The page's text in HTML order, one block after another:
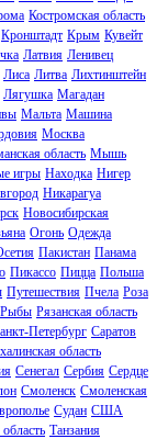
Костромская область
Кронштадт Крым Кувейт
Латвия Ленивец
Лиса Литва Лихтинштейн
Лягушка Магадан
Мальта Машина
Москва
область Мышь
игры Находка Нигер
Никарагуа
Новосибирская
Огонь Одежда
Пакистан Панама
Пикассо Пицца Польша
Путешествия Пчела Роза
Рыбы Рязанская область
Петербург Саратов
область
Сенегал Сербия Сердце
Смоленск Смоленская
Судан США
Танзания